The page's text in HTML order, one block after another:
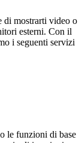
di mostrarti video o
esterni. Con il
i seguenti servizi
le funzioni di base